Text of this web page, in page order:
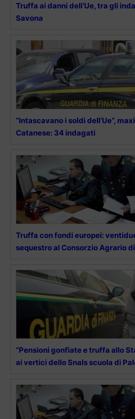
Truffa ai danni dell’Ue, tra gli
Savona
“Intascavano i soldi dell’Ue”,
Catanese: 34 indagati
Truffa con fondi europei:
sequestro al Consorzio Agrario
“Pensioni gonfiate e truffa allo
ai vertici dello Snals scuola di